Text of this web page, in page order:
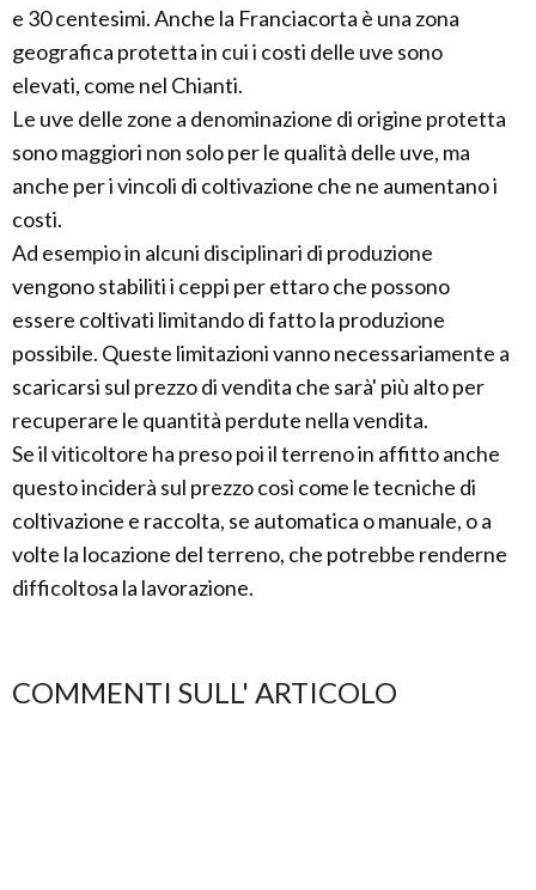
e 30 centesimi. Anche la Franciacorta è una zona
geografica protetta in cui i costi delle uve sono
elevati, come nel Chianti.
Le uve delle zone a denominazione di origine protetta
sono maggiori non solo per le qualità delle uve, ma
anche per i vincoli di coltivazione che ne aumentano i
costi.
Ad esempio in alcuni disciplinari di produzione
vengono stabiliti i ceppi per ettaro che possono
essere coltivati limitando di fatto la produzione
possibile. Queste limitazioni vanno necessariamente a
scaricarsi sul prezzo di vendita che sarà' più alto per
recuperare le quantità perdute nella vendita.
Se il viticoltore ha preso poi il terreno in affitto anche
questo inciderà sul prezzo così come le tecniche di
coltivazione e raccolta, se automatica o manuale, o a
volte la locazione del terreno, che potrebbe renderne
difficoltosa la lavorazione.
COMMENTI SULL' ARTICOLO